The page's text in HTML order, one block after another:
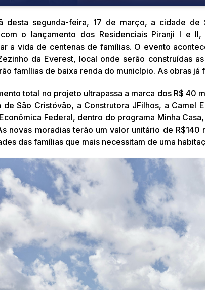
desta segunda-feira, 17 de março, a cidade de
o lançamento dos Residenciais Piranji I e
a vida de centenas de famílias. O evento
da Everest, local onde serão construídas
famílias de baixa renda do município. As obras já
total no projeto ultrapassa a marca dos R$ 40
de São Cristóvão, a Construtora JFilhos, a Camel
Federal, dentro do programa Minha
novas moradias terão um valor unitário de
das famílias que mais necessitam de uma